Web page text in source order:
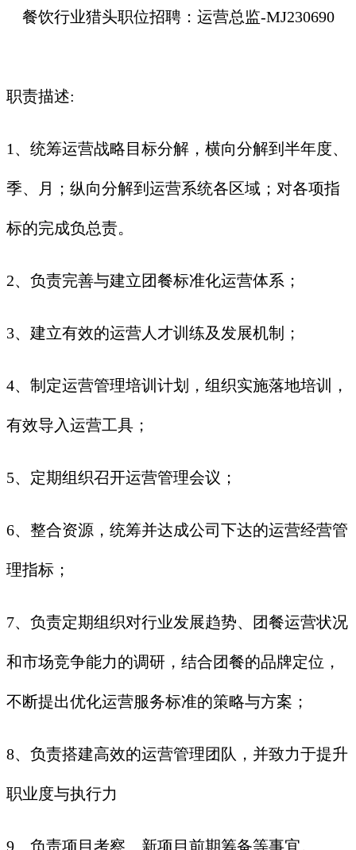
餐饮行业猎头职位招聘：运营总监-MJ230690
职责描述:
1、统筹运营战略目标分解，横向分解到半年度、
季、月；纵向分解到运营系统各区域；对各项指
标的完成负总责。
2、负责完善与建立团餐标准化运营体系；
3、建立有效的运营人才训练及发展机制；
4、制定运营管理培训计划，组织实施落地培训，
有效导入运营工具；
5、定期组织召开运营管理会议；
6、整合资源，统筹并达成公司下达的运营经营管
理指标；
7、负责定期组织对行业发展趋势、团餐运营状况
和市场竞争能力的调研，结合团餐的品牌定位，
不断提出优化运营服务标准的策略与方案；
8、负责搭建高效的运营管理团队，并致力于提升
职业度与执行力
9、负责项目考察、新项目前期筹备等事宜。